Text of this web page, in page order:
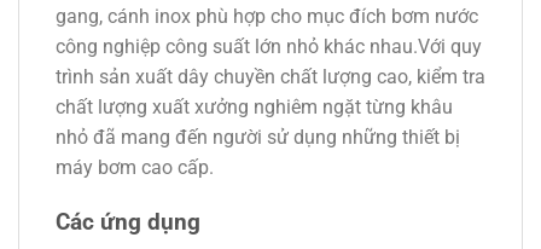
gang, cánh inox phù hợp cho mục đích bơm nước
công nghiệp công suất lớn nhỏ khác nhau.Với quy
trình sản xuất dây chuyền chất lượng cao, kiểm tra
chất lượng xuất xưởng nghiêm ngặt từng khâu
nhỏ đã mang đến người sử dụng những thiết bị
máy bơm cao cấp.
Các ứng dụng